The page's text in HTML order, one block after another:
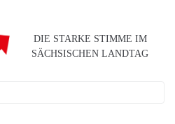
DIE STARKE STIMME IM
SÄCHSISCHEN LANDTAG